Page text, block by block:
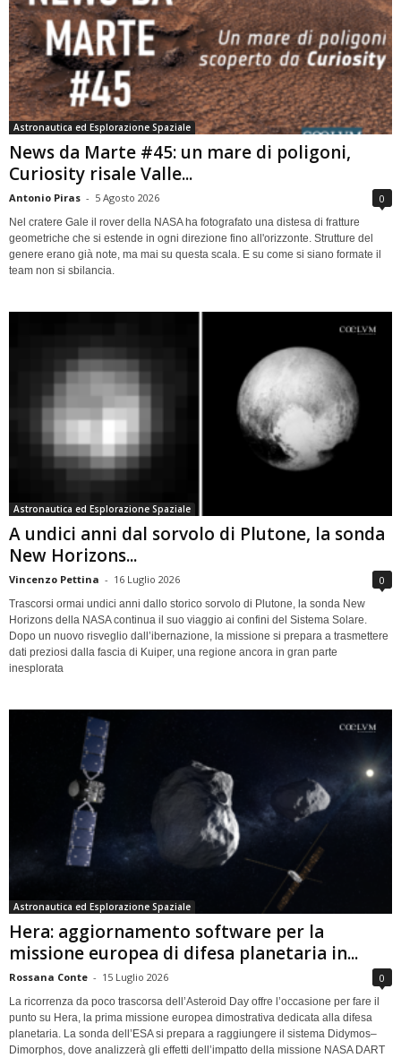
Astronautica ed Esplorazione Spaziale
News da Marte #45: un mare di poligoni,
Curiosity risale Valle...
Antonio Piras - 5 Agosto 2026 0
Nel cratere Gale il rover della NASA ha fotografato una distesa di fratture
geometriche che si estende in ogni direzione fino all'orizzonte. Strutture del
genere erano già note, ma mai su questa scala. E su come si siano formate il
team non si sbilancia.
Astronautica ed Esplorazione Spaziale
A undici anni dal sorvolo di Plutone, la sonda
New Horizons...
Vincenzo Pettina - 16 Luglio 2026 0
Trascorsi ormai undici anni dallo storico sorvolo di Plutone, la sonda New
Horizons della NASA continua il suo viaggio ai confini del Sistema Solare.
Dopo un nuovo risveglio dall’ibernazione, la missione si prepara a trasmettere
dati preziosi dalla fascia di Kuiper, una regione ancora in gran parte
inesplorata
Astronautica ed Esplorazione Spaziale
Hera: aggiornamento software per la
missione europea di difesa planetaria in...
Rossana Conte - 15 Luglio 2026 0
La ricorrenza da poco trascorsa dell’Asteroid Day offre l’occasione per fare il
punto su Hera, la prima missione europea dimostrativa dedicata alla difesa
planetaria. La sonda dell’ESA si prepara a raggiungere il sistema Didymos–
Dimorphos, dove analizzerà gli effetti dell’impatto della missione NASA DART